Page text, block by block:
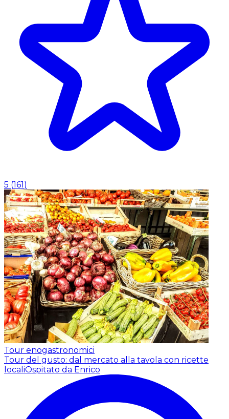
5 (161 )
Tour enogastronomici
Tour del gusto: dal mercato alla tavola con ricette
localiOspitato da Enrico